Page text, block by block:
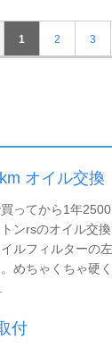
1 2 3
オイル交換
ってから1年
ンrsのオイル交
ルフィルターの
めちゃくちゃ硬
付